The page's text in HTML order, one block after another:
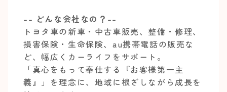
-- どんな会社なの？--
トヨタ車の新車・中古車販売、整備・修理、
損害保険・生命保険、au携帯電話の販売な
ど、幅広くカーライフをサポート。
「真心をもって奉仕する『お客様第一主
義』」を理念に、地域に根ざしながら成長を